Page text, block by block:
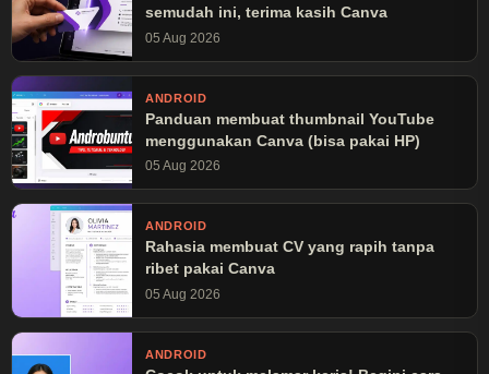
semudah ini, terima kasih Canva
05 Aug 2026
ANDROID
Panduan membuat thumbnail YouTube
menggunakan Canva (bisa pakai HP)
05 Aug 2026
ANDROID
Rahasia membuat CV yang rapih tanpa
ribet pakai Canva
05 Aug 2026
ANDROID